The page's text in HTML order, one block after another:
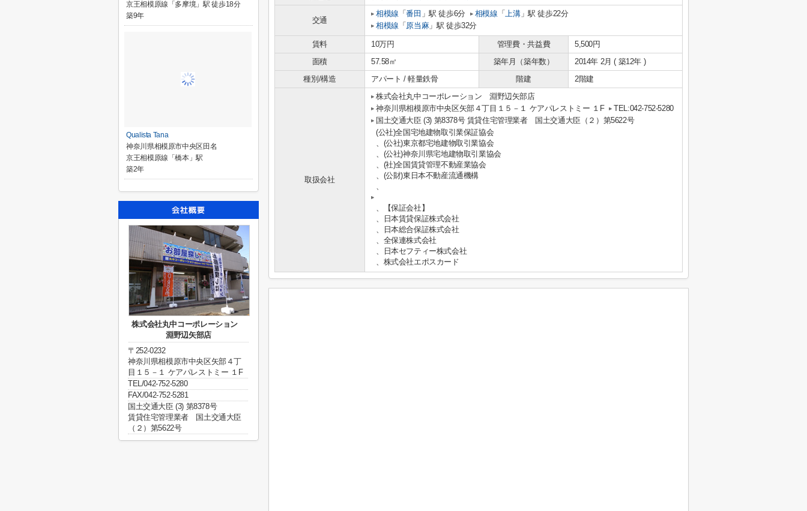
交通
相模線 「番田 」駅 徒歩6分 相模線 「上溝」駅 徒歩22分
相模線 「 原当麻」駅 徒歩32分
賃料 10万円 管理費・共益費
5,500円
面積
57.58㎡ 築年月（築年数）
2014年 2月 ( 築12年 )
種別/構造
アパート / 軽量鉄骨 階建 2階建
取扱会社
株式会社丸中コーポレーション 淵野辺矢部店
神奈川県相模原市中央区矢部４丁目１５－１ ケアパレストミー １F
TEL:042-752-5280
国土交通大臣 (3) 第8378号 賃貸住宅管理業者 国土交通大臣（２）第5622号
(公社)全国宅地建物取引業保証協会
、(公社)東京都宅地建物取引業協会
、(公社)神奈川県宅地建物取引業協会
、(社)全国賃貸管理不動産業協会
、(公財)東日本不動産流通機構
、
、【保証会社】
、日本賃貸保証株式会社
、日本総合保証株式会社
、全保連株式会社
、日本セフティー株式会社
、株式会社エポスカード
京王相模原線「多摩境」駅 徒歩18分
築9年
Qualista Tana
神奈川県相模原市中央区田名
京王相模原線「橋本」駅
築2年
株式会社丸中コーポレーション
淵野辺矢部店
〒252-0232
神奈川県相模原市中央区矢部４丁
目１５－１ ケアパレストミー １F
TEL/042-752-5280
FAX/042-752-5281
国土交通大臣 (3) 第8378号
賃貸住宅管理業者 国土交通大臣
（２）第5622号